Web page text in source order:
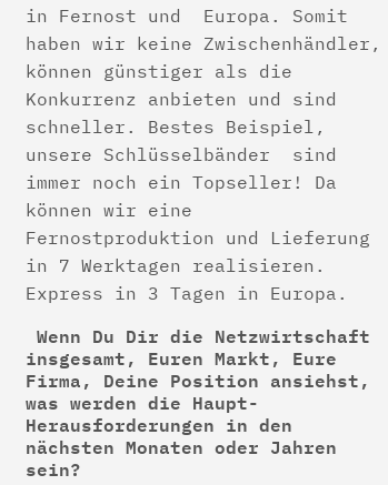
in Fernost und Europa. Somit
haben wir keine Zwischenhändler,
können günstiger als die
Konkurrenz anbieten und sind
schneller. Bestes Beispiel,
unsere Schlüsselbänder sind
immer noch ein Topseller! Da
können wir eine
Fernostproduktion und Lieferung
in 7 Werktagen realisieren.
Express in 3 Tagen in Europa.
Wenn Du Dir die Netzwirtschaft
insgesamt, Euren Markt, Eure
Firma, Deine Position ansiehst,
was werden die Haupt-
Herausforderungen in den
nächsten Monaten oder Jahren
sein?